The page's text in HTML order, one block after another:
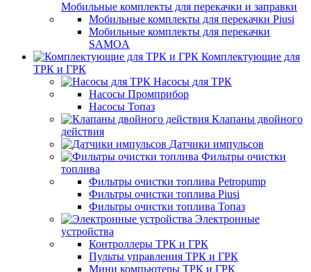
Мобильные комплекты для перекачки и заправки
Мобильные комплекты для перекачки Piusi
Мобильные комплекты для перекачки
SAMOA
Комплектующие для
ТРК и ГРК
Насосы для ТРК
Насосы Промприбор
Насосы Топаз
Клапаны двойного
действия
Датчики импульсов
Фильтры очистки
топлива
Фильтры очистки топлива Petropump
Фильтры очистки топлива Piusi
Фильтры очистки топлива Топаз
Электронные
устройства
Контроллеры ТРК и ГРК
Пульты управления ТРК и ГРК
Мини компьютеры ТРК и ГРК